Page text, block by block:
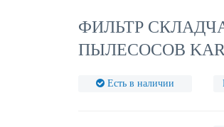
ФИЛЬТР
ПЫЛЕСОСОВ
Есть в наличии